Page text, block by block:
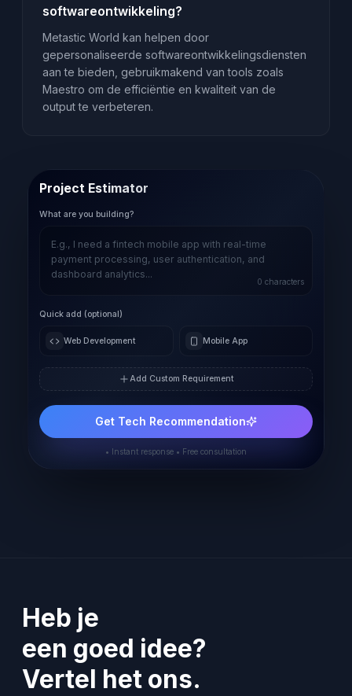
softwareontwikkeling?
Metastic World kan helpen door
gepersonaliseerde softwareontwikkelingsdiensten
aan te bieden, gebruikmakend van tools zoals
Maestro om de efficiëntie en kwaliteit van de
output te verbeteren.
Project Estimator
What are you building?
0 characters
Quick add (optional)
Web Development Mobile App
Add Custom Requirement
Get Tech Recommendation
• Instant response • Free consultation
Heb je
een goed idee?
Vertel het ons.